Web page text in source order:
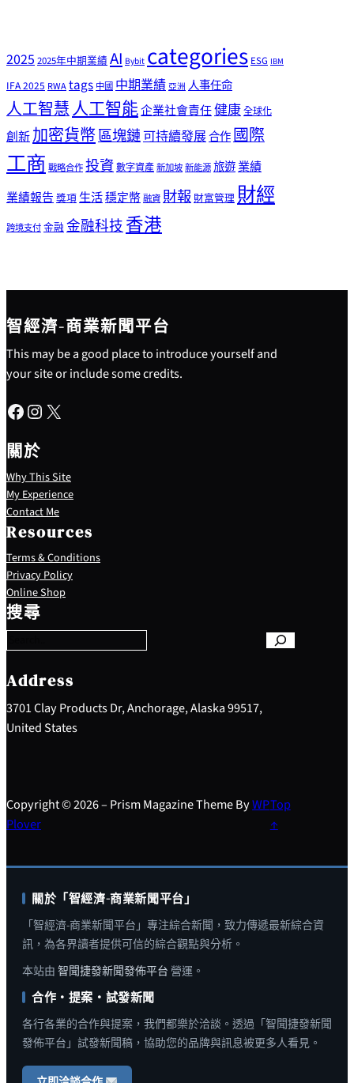
2025 2025年中期業績AI Bybitcategories ESG IBM
IFA 2025 RWAtags 中國 中期業績 亞洲 人事任命
人工智慧人工智能企業社會責任健康全球化
創新加密貨幣區塊鏈可持續發展合作國際
工商 戰略合作投資數字資產新加坡新能源旅遊業績
業績報告 獎項生活穩定幣融資 財報 財富管理 財經
跨境支付金融 金融科技 香港
智經濟-商業新聞平台
This may be a good place to introduce yourself and
your site or include some credits.
Facebook Instagram X
關於
Why This Site
My Experience
Contact Me
Resources
Terms & Conditions
Privacy Policy
Online Shop
搜尋
S
e
a
c
h
Address
3701 Clay Products Dr, Anchorage, Alaska 99517,
United States
Copyright © 2026 – Prism Magazine Theme ByWP
Plover
Top
↑
關於「智經濟-商業新聞平台」
「智經濟-商業新聞平台」專注綜合新聞，致力傳遞最新綜合資
訊，為各界讀者提供可信的綜合觀點與分析。
本站由 智聞捷發新聞發佈平台 營運。
合作・提案・試發新聞
各行各業的合作與提案，我們都樂於洽談。透過「智聞捷發新聞
發佈平台」試發新聞稿，協助您的品牌與訊息被更多人看見。